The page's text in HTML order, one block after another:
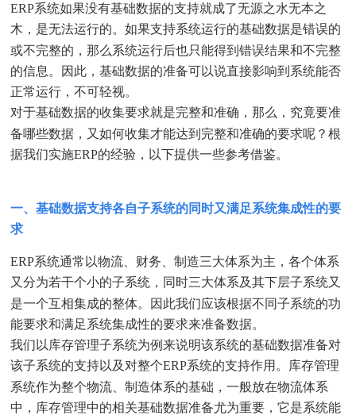
ERP系统如果没有基础数据的支持就成了无源之水无本之
木，是无法运行的。如果支持系统运行的基础数据是错误的
或不完整的，那么系统运行后也只能得到错误结果和不完整
的信息。因此，基础数据的准备可以说直接影响到系统能否
正常运行，不可轻视。
对于基础数据的收集要求就是完整和准确，那么，究竟要准
备哪些数据，又如何收集才能达到完整和准确的要求呢？根
据我们实施ERP的经验，以下提供一些参考借鉴。
一、基础数据支持各自子系统的同时又满足系统集成性的要
求
ERP系统通常以物流、财务、制造三大体系为主，各个体系
又分为若干个小的子系统，同时三大体系及其下层子系统又
是一个互相集成的整体。因此我们应该根据不同子系统的功
能要求和满足系统集成性的要求来准备数据。
我们以库存管理子系统为例来说明该系统的基础数据准备对
该子系统的支持以及对整个ERP系统的支持作用。库存管理
系统作为整个物流、制造体系的基础，一般放在物流体系
中，库存管理中的相关基础数据准备尤为重要，它是系统能